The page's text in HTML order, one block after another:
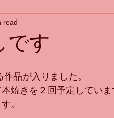
です
read
品が入りました。
焼きを２回予定していま
。